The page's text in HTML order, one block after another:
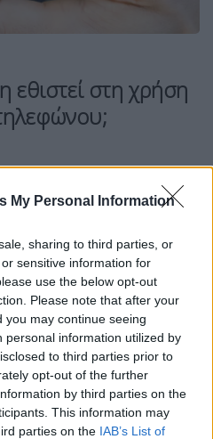
My Personal Information
sharing to third parties, or
sensitive information for
use the below opt-out
Please note that after your
may continue seeing
personal information utilized by
to third parties prior to
opt-out of the further
by third parties on the
This information may
parties on the IAB’s List of
εθιστεί στη χρήση
οι περισσότεροι από μας
του κινητού μας
των ηλεκτρονικών
εύκολο να το υποθέσει
περάσει άπαντες (ή
ώρες scrolling στα
βράδια, χωρίς να